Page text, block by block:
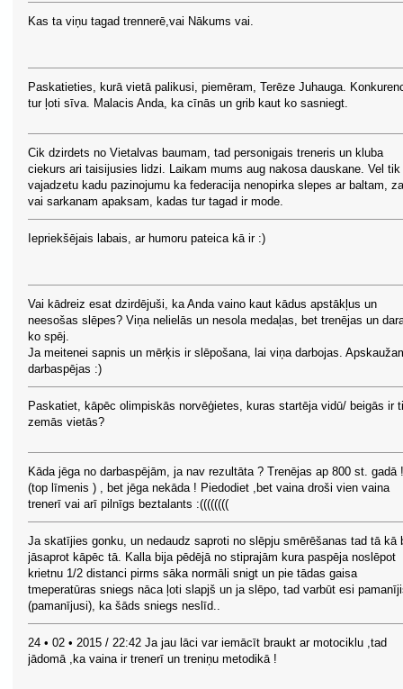
Kas ta viņu tagad trennerē,vai Nākums vai.
Paskatieties, kurā vietā palikusi, piemēram, Terēze Juhauga.
tur ļoti sīva. Malacis Anda, ka cīnās un grib kaut ko sasniegt.
Cik dzirdets no Vietalvas baumam, tad personigais treneris un kluba
ciekurs ari taisijusies lidzi. Laikam mums aug nakosa dauskane. Vel tik
vajadzetu kadu pazinojumu ka federacija nenopirka slepes ar baltam,
vai sarkanam apaksam, kadas tur tagad ir mode.
Iepriekšējais labais, ar humoru pateica kā ir :)
Vai kādreiz esat dzirdējuši, ka Anda vaino kaut kādus apstākļus un
neesošas slēpes? Viņa nelielās un nesola medaļas, bet trenējas un
ko spēj.
Ja meitenei sapnis un mērķis ir slēpošana, lai viņa darbojas.
darbaspējas :)
Paskatiet, kāpēc olimpiskās norvēģietes, kuras startēja vidū/ beigās ir
zemās vietās?
Kāda jēga no darbaspējām, ja nav rezultāta ? Trenējas ap 800 st. gadā
(top līmenis ) , bet jēga nekāda ! Piedodiet ,bet vaina droši vien vaina
trenerī vai arī pilnīgs beztalants :((((((((
Ja skatījies gonku, un nedaudz saproti no slēpju smērēšanas tad tā kā
jāsaprot kāpēc tā. Kalla bija pēdējā no stiprajām kura paspēja noslēpot
krietnu 1/2 distanci pirms sāka normāli snigt un pie tādas gaisa
tmeperatūras sniegs nāca ļoti slapjš un ja slēpo, tad varbūt esi
(pamanījusi), ka šāds sniegs neslīd..
24 • 02 • 2015 / 22:42 Ja jau lāci var iemācīt braukt ar motociklu ,tad
jādomā ,ka vaina ir trenerī un treniņu metodikā !